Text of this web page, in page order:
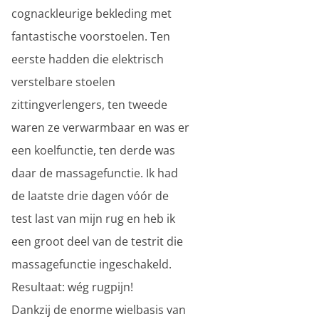
cognackleurige bekleding met
fantastische voorstoelen. Ten
eerste hadden die elektrisch
verstelbare stoelen
zittingverlengers, ten tweede
waren ze verwarmbaar en was er
een koelfunctie, ten derde was
daar de massagefunctie. Ik had
de laatste drie dagen vóór de
test last van mijn rug en heb ik
een groot deel van de testrit die
massagefunctie ingeschakeld.
Resultaat: wég rugpijn!
Dankzij de enorme wielbasis van